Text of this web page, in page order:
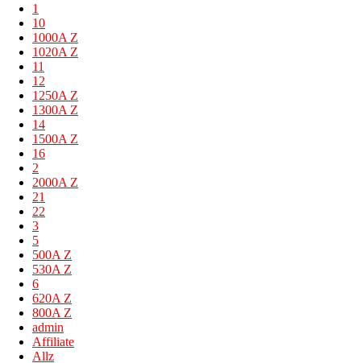
1
10
1000A Z
1020A Z
11
12
1250A Z
1300A Z
14
1500A Z
16
2
2000A Z
21
22
3
5
500A Z
530A Z
6
620A Z
800A Z
admin
Affiliate
Allz